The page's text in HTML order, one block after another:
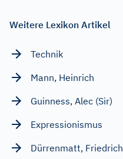
Weitere Lexikon Artikel
Technik
Mann, Heinrich
Guinness, Alec (Sir)
Expressionismus
Dürrenmatt, Friedrich